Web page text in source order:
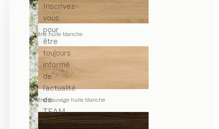
Inscrivez-
vous
pour
être
toujours
informé
de
l’actualité
de
TEAM
7.
chêne huile blanche
chêne sauvage huile blanche